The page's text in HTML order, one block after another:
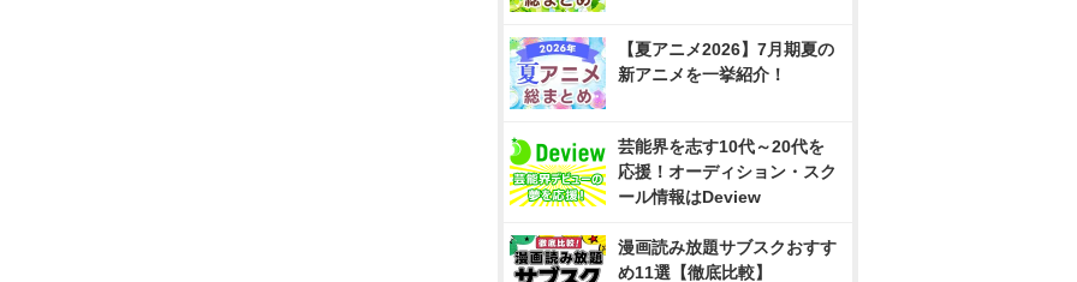
【夏アニメ2026】7月期夏の
新アニメを一挙紹介！
芸能界を志す10代～20代を
応援！オーディション・スク
ール情報はDeview
漫画読み放題サブスクおすす
め11選【徹底比較】